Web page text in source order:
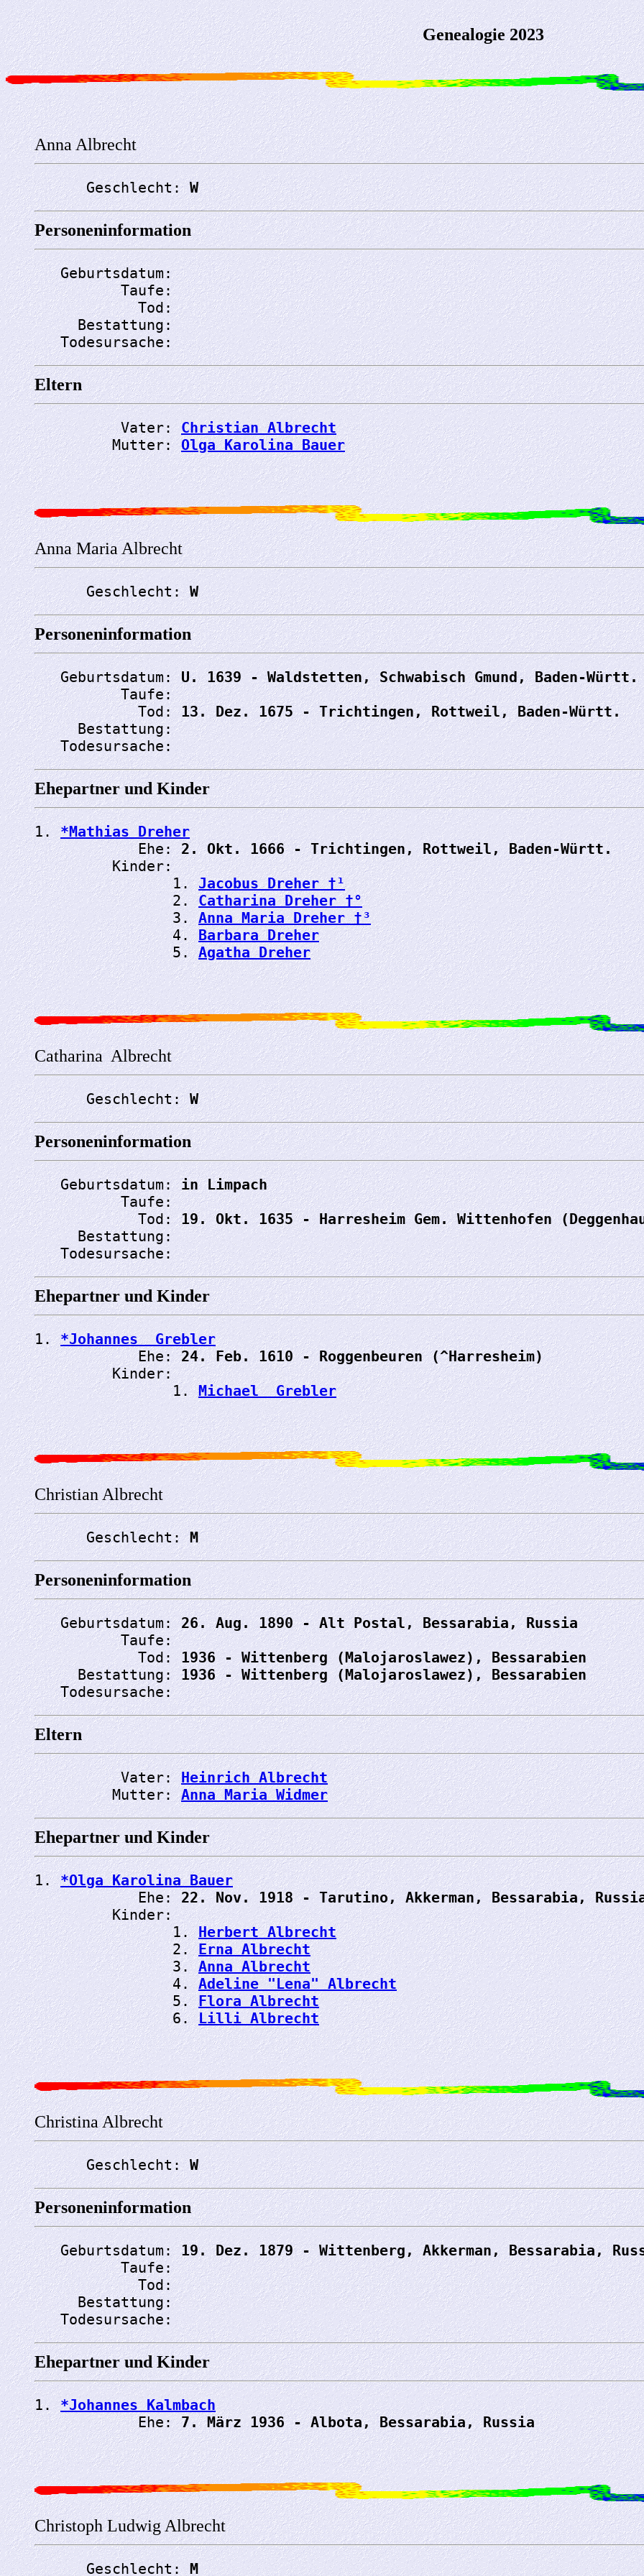
Genealogie 2023
Anna Albrecht
      Geschlecht:
W
Personeninformation
   Geburtsdatum:
          Taufe:
            Tod:
     Bestattung:
   Todesursache:
Eltern
          Vater:
Christian Albrecht
         Mutter:
Olga Karolina Bauer
Anna Maria Albrecht
      Geschlecht:
W
Personeninformation
   Geburtsdatum:
U. 1639 - Waldstetten, Schwabisch Gmund, Baden-
          Taufe:
            Tod:
13. Dez. 1675 - Trichtingen, Rottweil, Baden-Württ.
     Bestattung:
   Todesursache:
Ehepartner und Kinder
1. *Mathias Dreher
            Ehe:
2. Okt. 1666 - Trichtingen, Rottweil, Baden-Württ.
         Kinder:
                1.
Jacobus Dreher †¹
                2.
Catharina Dreher †°
                3.
Anna Maria Dreher †³
                4.
Barbara Dreher
                5.
Agatha Dreher
Catharina Albrecht
      Geschlecht:
W
Personeninformation
   Geburtsdatum:
in Limpach
          Taufe:
            Tod:
19. Okt. 1635 - Harresheim Gem. Wittenhofen
     Bestattung:
   Todesursache:
Ehepartner und Kinder
1. *Johannes  Grebler
            Ehe:
24. Feb. 1610 - Roggenbeuren (^Harresheim)
         Kinder:
                1.
Michael  Grebler
Christian Albrecht
      Geschlecht:
M
Personeninformation
   Geburtsdatum:
26. Aug. 1890 - Alt Postal, Bessarabia, Russia
          Taufe:
            Tod:
1936 - Wittenberg (Malojaroslawez), Bessarabien
     Bestattung:
1936 - Wittenberg (Malojaroslawez), Bessarabien
   Todesursache:
Eltern
          Vater:
Heinrich Albrecht
         Mutter:
Anna Maria Widmer
Ehepartner und Kinder
1. *Olga Karolina Bauer
            Ehe:
22. Nov. 1918 - Tarutino, Akkerman, Bessarabia,
         Kinder:
                1.
Herbert Albrecht
                2.
Erna Albrecht
                3.
Anna Albrecht
                4.
Adeline "Lena" Albrecht
                5.
Flora Albrecht
                6.
Lilli Albrecht
Christina Albrecht
      Geschlecht:
W
Personeninformation
   Geburtsdatum:
19. Dez. 1879 - Wittenberg, Akkerman, Bessarabia,
          Taufe:
            Tod:
     Bestattung:
   Todesursache:
Ehepartner und Kinder
1. *Johannes Kalmbach
            Ehe:
7. März 1936 - Albota, Bessarabia, Russia
Christoph Ludwig Albrecht
      Geschlecht:
M